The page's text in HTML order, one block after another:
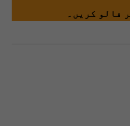
فالو کریں۔